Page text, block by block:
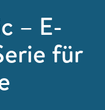
– E-
für